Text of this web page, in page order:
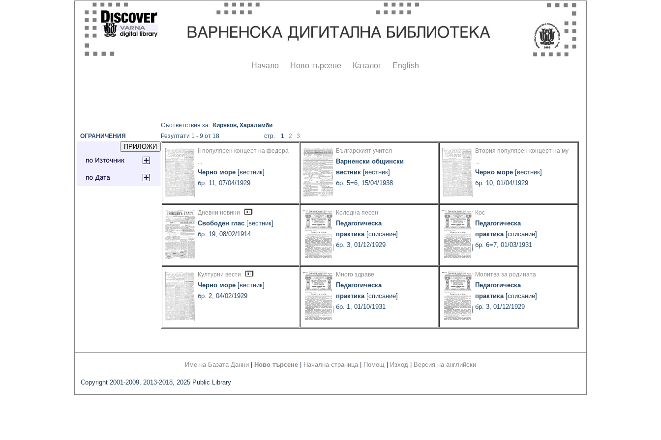
Начало Ново търсене Каталог English
ОГРАНИЧЕНИЯ
Съответствия за: Киряков, Хараламби
Резултати 1 - 9 от 18
стр. 1 2 3
II популярен концерт на федера
...
Черно море [вестник]
бр. 11, 07/04/1929
Българският учител
Варненски общински
вестник [вестник]
бр. 5=6, 15/04/1938
Втория популярен концерт на му
...
Черно море [вестник]
бр. 10, 01/04/1929
Дневни новини
Свободен глас [вестник]
бр. 19, 08/02/1914
Коледна песен
Педагогическа
практика[списание]
бр. 3, 01/12/1929
Кос
Педагогическа
практика[списание]
бр. 6=7, 01/03/1931
Културни вести
Черно море [вестник]
бр. 2, 04/02/1929
Много здраве
Педагогическа
практика[списание]
бр. 1, 01/10/1931
Молитва за родината
Педагогическа
практика[списание]
бр. 3, 01/12/1929
Име на Базата Данни Ново търсене Начална страница Помощ Изход Версия на английски
Copyright 2001-2009, 2013-2018, 2025 Public Library